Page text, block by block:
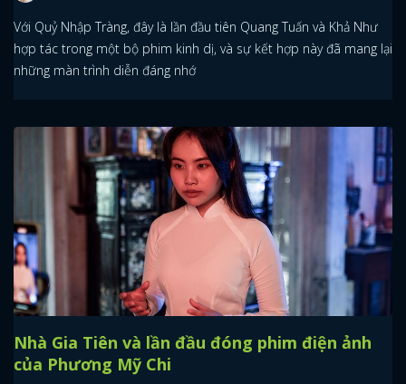
Với Quỷ Nhập Tràng, đây là lần đầu tiên Quang Tuấn và Khả Như
hợp tác trong một bộ phim kinh dị, và sự kết hợp này đã mang lại
những màn trình diễn đáng nhớ
Nhà Gia Tiên và lần đầu đóng phim điện ảnh
của Phương Mỹ Chi